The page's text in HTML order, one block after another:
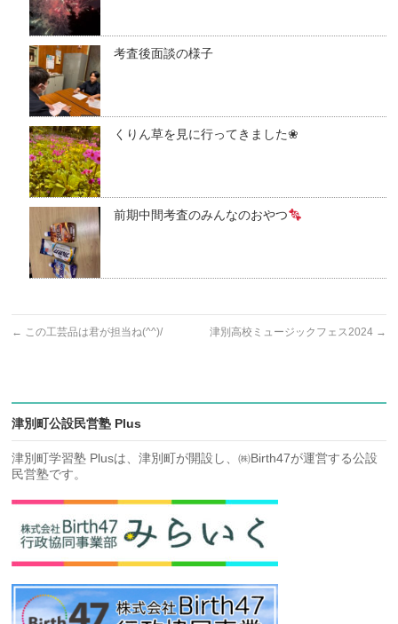
考査後面談の様子
くりん草を見に行ってきました❀
前期中間考査のみんなのおやつ
← この工芸品は君が担当ね(^^)/ 津別高校ミュージックフェス2024 →
津別町公設民営塾 Plus
津別町学習塾 Plusは、津別町が開設し、㈱Birth47が運営する公設
民営塾です。